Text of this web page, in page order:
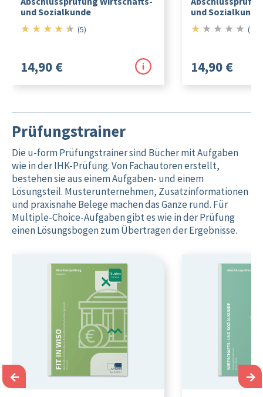
und Sozialkunde
★ ★ ★ ★ ★ 4.5/5
(5)
14,90 €
und Sozialkunde
★ ★ ★ ★ ★ 1/5
(1)
14,90 €
Prüfungstrainer
Die u-form Prüfungstrainer sind Bücher mit Aufgaben
wie in der IHK-Prüfung. Von Fachautoren erstellt,
bestehen sie aus einem Aufgaben- und einem
Lösungsteil. Muster­unternehmen, Zusatzinformationen
und praxisnahe Belege machen das Ganze rund. Für
Multiple-Choice-Aufgaben gibt es wie in der Prüfung
einen Lösungsbogen zum Übertragen der Ergebnisse.
← →